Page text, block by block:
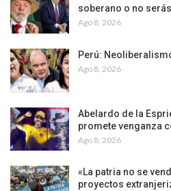
soberano o no
Ago 8, 2026
Perú:
Ago 8, 2026
Abelardo de la
promete venganza
Ago 8, 2026
«La patria no se
proyectos